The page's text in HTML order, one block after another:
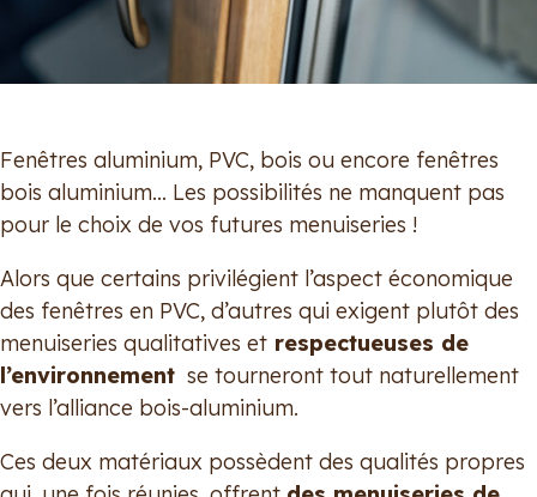
Fenêtres aluminium, PVC, bois ou encore fenêtres
bois aluminium… Les possibilités ne manquent pas
pour le choix de vos futures menuiseries !
Alors que certains privilégient l’aspect économique
des fenêtres en PVC, d’autres qui exigent plutôt des
menuiseries qualitatives et respectueuses de
l’environnement se tourneront tout naturellement
vers l’alliance bois-aluminium.
Ces deux matériaux possèdent des qualités propres